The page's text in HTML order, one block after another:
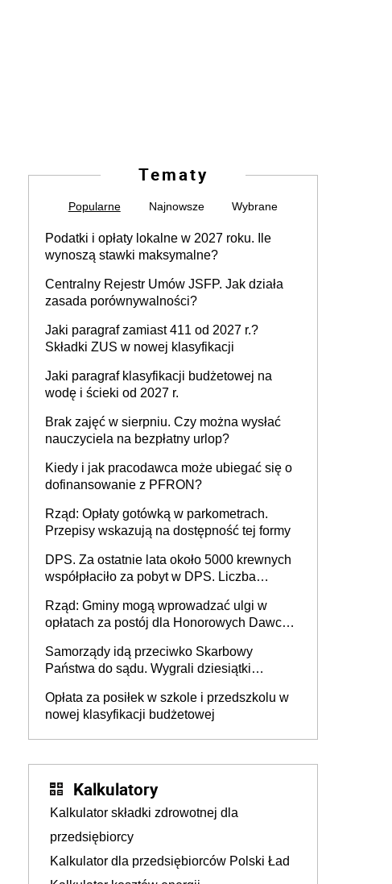
Tematy
Popularne Najnowsze Wybrane
Podatki i opłaty lokalne w 2027 roku. Ile
wynoszą stawki maksymalne?
Centralny Rejestr Umów JSFP. Jak działa
zasada porównywalności?
Jaki paragraf zamiast 411 od 2027 r.?
Składki ZUS w nowej klasyfikacji
Jaki paragraf klasyfikacji budżetowej na
wodę i ścieki od 2027 r.
Brak zajęć w sierpniu. Czy można wysłać
nauczyciela na bezpłatny urlop?
Kiedy i jak pracodawca może ubiegać się o
dofinansowanie z PFRON?
Rząd: Opłaty gotówką w parkometrach.
Przepisy wskazują na dostępność tej formy
DPS. Za ostatnie lata około 5000 krewnych
współpłaciło za pobyt w DPS. Liczba
Rząd: Gminy mogą wprowadzać ulgi w
opłatach za postój dla Honorowych Dawców
Samorządy idą przeciwko Skarbowy
Państwa do sądu. Wygrali dziesiątki
Opłata za posiłek w szkole i przedszkolu w
nowej klasyfikacji budżetowej
Kalkulatory
Kalkulator składki zdrowotnej dla
przedsiębiorcy
Kalkulator dla przedsiębiorców Polski Ład